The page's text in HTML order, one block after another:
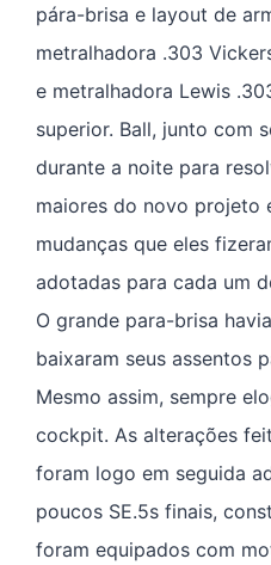
pára-brisa e layout de
metralhadora .303
e metralhadora Lewis
superior. Ball, junto com
durante a noite para
maiores do novo projeto
mudanças que eles
adotadas para cada um
O grande para-brisa
baixaram seus assentos
Mesmo assim, sempre
cockpit. As alterações
foram logo em seguida
poucos SE.5s finais,
foram equipados com